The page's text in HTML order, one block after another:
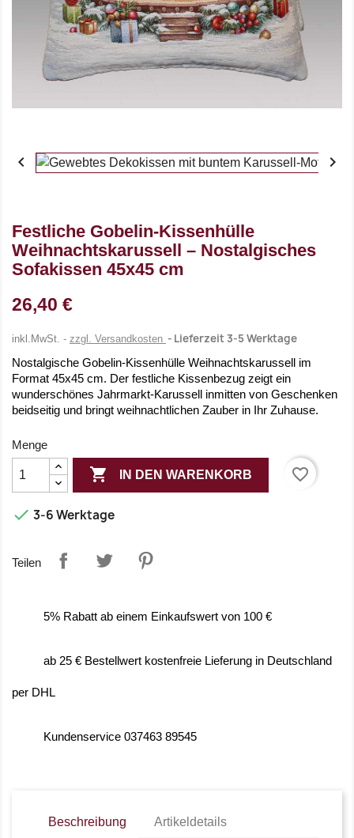
 
Festliche Gobelin-Kissenhülle
Weihnachtskarussell – Nostalgisches
Sofakissen 45x45 cm
26,40 €
inkl.MwSt. zzgl. Versandkosten Lieferzeit 3-5 Werktage
Nostalgische Gobelin-Kissenhülle Weihnachtskarussell im
Format 45x45 cm. Der festliche Kissenbezug zeigt ein
wunderschönes Jahrmarkt-Karussell inmitten von Geschenken
beidseitig und bringt weihnachtlichen Zauber in Ihr Zuhause.
Menge
 IN DEN WARENKORB favorite_border
 3-6 Werktage
Teilen
5% Rabatt ab einem Einkaufswert von 100 €
ab 25 € Bestellwert kostenfreie Lieferung in Deutschland
per DHL
Kundenservice 037463 89545
Beschreibung Artikeldetails